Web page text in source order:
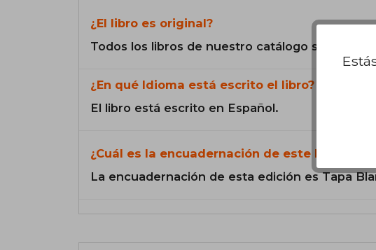
¿El libro es original?
Todos los libros de nuestro catálogo son
¿En qué Idioma está escrito el libro?
El libro está escrito en Español.
¿Cuál es la encuadernación de este libro?
La encuadernación de esta edición es Tapa